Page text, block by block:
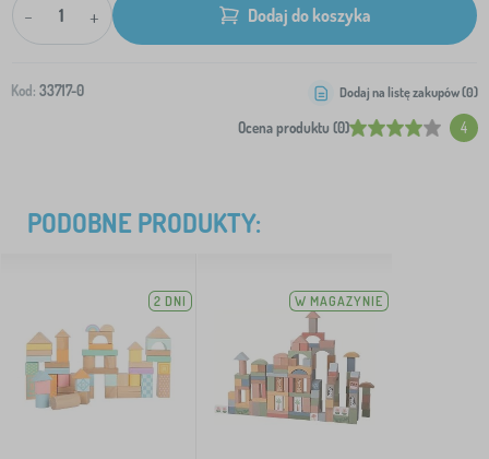
- + Dodaj do koszyka
Kod: 33717-0
Ocena produktu (0) 4
Dodaj na listę zakupów (0)
PODOBNE PRODUKTY:
2 DNI W MAGAZYNIE